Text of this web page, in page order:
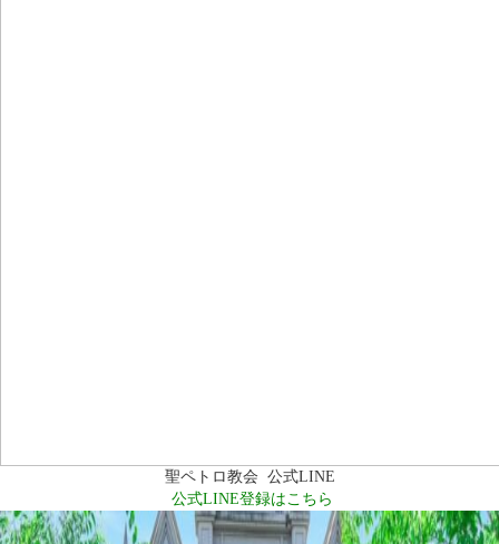
聖ペトロ教会 公式LINE
公式LINE登録はこちら